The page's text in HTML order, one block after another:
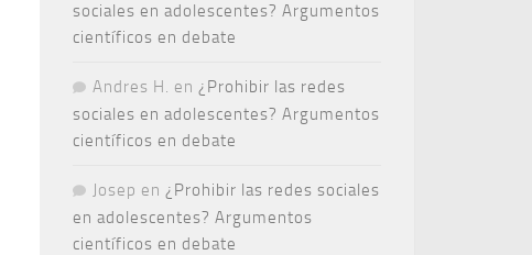
sociales en adolescentes? Argumentos
científicos en debate
Andres H. en ¿Prohibir las redes
sociales en adolescentes? Argumentos
científicos en debate
Josep en ¿Prohibir las redes sociales
en adolescentes? Argumentos
científicos en debate